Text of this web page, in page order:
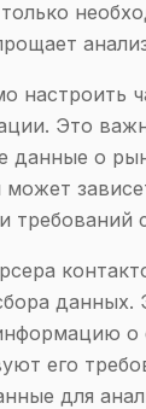
настроить
Это
данные о
может
требований
данных.
о
его
для